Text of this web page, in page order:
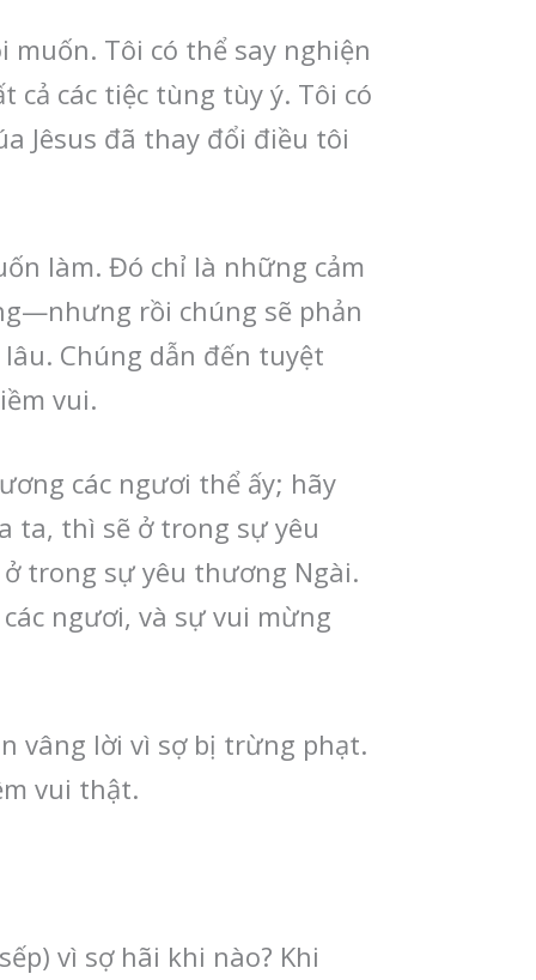
Tôi có thể say nghiện
các tiệc tùng tùy ý. Tôi có
Jêsus đã thay đổi điều tôi
làm. Đó chỉ là những cảm
rồi chúng sẽ phản
Chúng dẫn đến tuyệt
vui.
các ngươi thể ấy; hãy
ta, thì sẽ ở trong sự yêu
trong sự yêu thương Ngài.
ngươi, và sự vui mừng
vâng lời vì sợ bị trừng phạt.
vui thật.
vì sợ hãi khi nào? Khi